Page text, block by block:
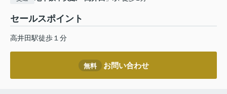
セールスポイント
高井田駅徒歩１分
無料 お問い合わせ